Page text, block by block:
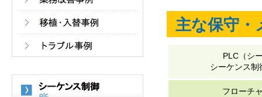
主な保守・
PLC（シ
シーケンス制
フローチ